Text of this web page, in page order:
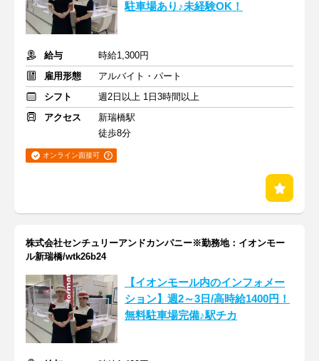
駐車場あり♪未経験OK！
給与
時給1,300円
雇用形態
アルバイト・パート
シフト
週2日以上 1日3時間以上
アクセス
新瑞橋駅
徒歩8分
オンライン面接可
株式会社センチュリーアンドカンパニー※勤務地：イオンモー
ル新瑞橋/wtk26b24
【イオンモール内のインフォメー
ション】週2～3日/高時給1400円！
無料駐車場完備♪駅チカ